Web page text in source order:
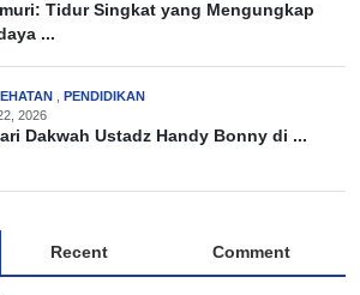
Tidur Singkat yang Mengungkap
...
PENDIDIKAN
2026
Dakwah Ustadz Handy Bonny di ...
Recent Comment